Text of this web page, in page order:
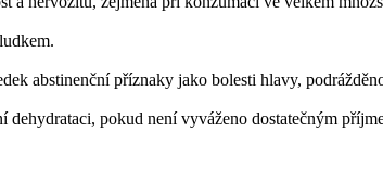
abstinenční příznaky jako bolesti hlavy,
pokud není vyváženo dostatečným